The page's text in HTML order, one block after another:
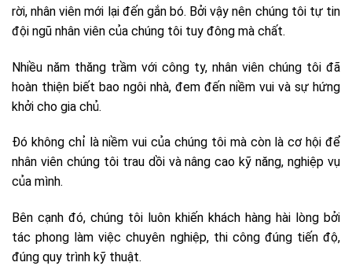
rời, nhân viên mới lại đến gắn bó. Bởi vậy nên chúng tôi tự tin
đội ngũ nhân viên của chúng tôi tuy đông mà chất.
Nhiều năm thăng trầm với công ty, nhân viên chúng tôi đã
hoàn thiện biết bao ngôi nhà, đem đến niềm vui và sự hứng
khởi cho gia chủ.
Đó không chỉ là niềm vui của chúng tôi mà còn là cơ hội để
nhân viên chúng tôi trau dồi và nâng cao kỹ năng, nghiệp vụ
của mình.
Bên cạnh đó, chúng tôi luôn khiến khách hàng hài lòng bởi
tác phong làm việc chuyên nghiệp, thi công đúng tiến độ,
đúng quy trình kỹ thuật.